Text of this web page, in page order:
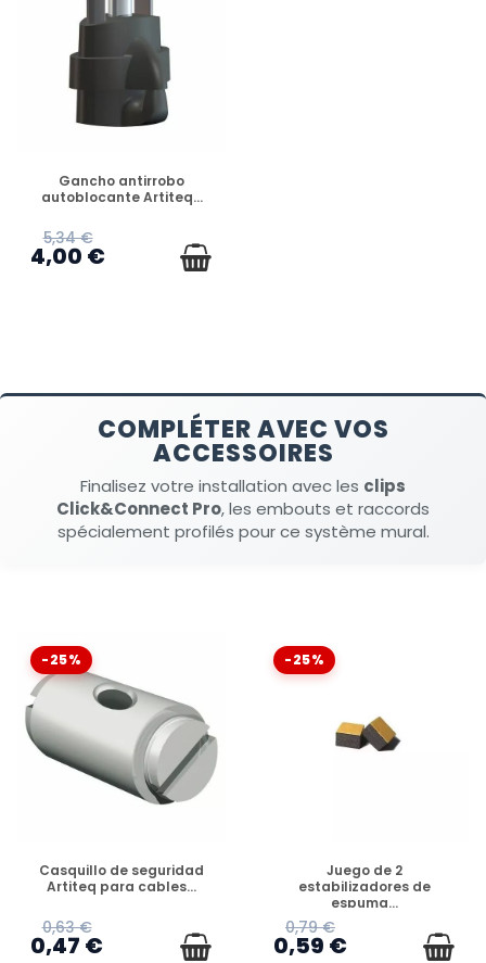
DISPONIBLE
Gancho antirrobo
autoblocante Artiteq...
5,34 €
4,00 €
COMPLÉTER AVEC VOS
ACCESSOIRES
Finalisez votre installation avec les clips
Click&Connect Pro, les embouts et raccords
spécialement profilés pour ce système mural.
-25%
DISPONIBLE
Casquillo de seguridad
Artiteq para cables...
0,63 €
0,47 €
-25%
DISPONIBLE
Juego de 2
estabilizadores de
espuma...
0,79 €
0,59 €